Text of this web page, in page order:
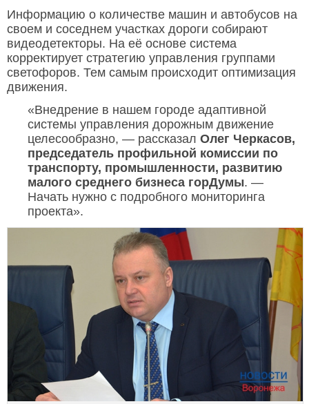
Информацию о количестве машин и автобусов на
своем и соседнем участках дороги собирают
видеодетекторы. На её основе система
корректирует стратегию управления группами
светофоров. Тем самым происходит оптимизация
движения.
«Внедрение в нашем городе адаптивной
системы управления дорожным движение
целесообразно, — рассказал Олег Черкасов,
председатель профильной комиссии по
транспорту, промышленности, развитию
малого среднего бизнеса горДумы. —
Начать нужно с подробного мониторинга
проекта».